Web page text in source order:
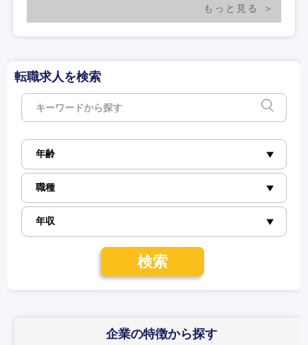
もっと見る
転職求人を検索
検索
企業の特徴から探す